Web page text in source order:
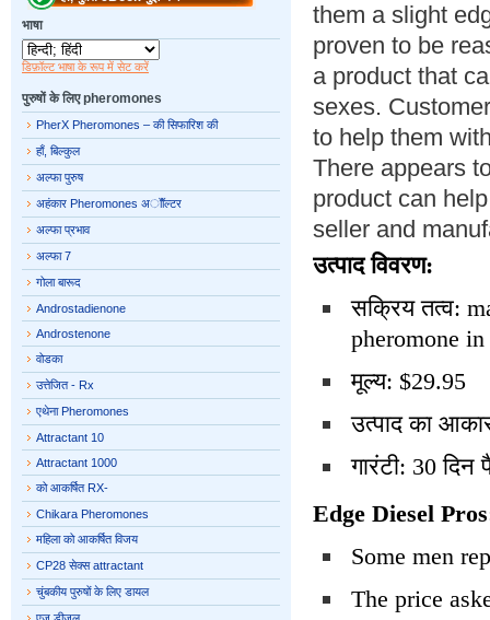
them a slight
proven to be
a product that
sexes.
to help them
There appears
product can
seller and
उत्पाद विवरण:
सक्रिय तत्व:
pheromone
मूल्य: $29.95
उत्पाद का
गारंटी: 30 दिन
Edge Diesel
Some men
The price
भाषा
डिफ़ॉल्ट भाषा के रूप में सेट करें
पुरुषों के लिए pheromones
PherX Pheromones – की सिफारिश की
हाँ, बिल्कुल
अल्फा पुरुष
अहंकार Pheromones अॉॉल्टर
अल्फा प्रभाव
अल्फा 7
गोला बारूद
Androstadienone
Androstenone
वोडका
उत्तेजित - Rx
एथेना Pheromones
Attractant 10
Attractant 1000
को आकर्षित RX-
Chikara Pheromones
महिला को आकर्षित विजय
CP28 सेक्स attractant
चुंबकीय पुरुषों के लिए डायल